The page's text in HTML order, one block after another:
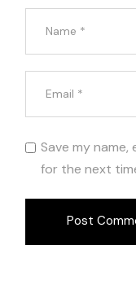
Save my
for the next
Post